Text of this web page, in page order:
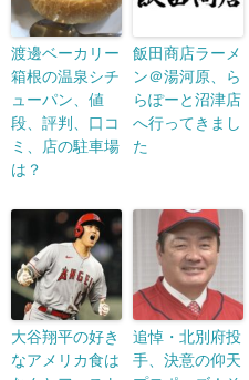
渡邊ベーカリー
箱根の温泉シチ
ューパン、値
段、評判、口コ
ミ、店の駐車場
は？
飯田商店ラーメ
ン＠湯河原、ら
らぽーと沼津店
へ行ってきまし
た
大谷翔平の好き
なアメリカ食は
追悼・北別府投
手、決意の仰天